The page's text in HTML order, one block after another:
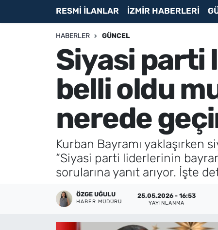
RESMİ İLANLAR İZMİR HABERLERİ
HABERLER GÜNCEL
Siyasi parti
belli oldu
nerede
Kurban Bayramı yaklaşırken
“Siyasi parti liderlerinin
sorularına yanıt arıyor. İşte
ÖZGE UĞULU
HABER MÜDÜRÜ
25.05.2026 - 16:53
YAYINLANMA
Magazin
İletişim